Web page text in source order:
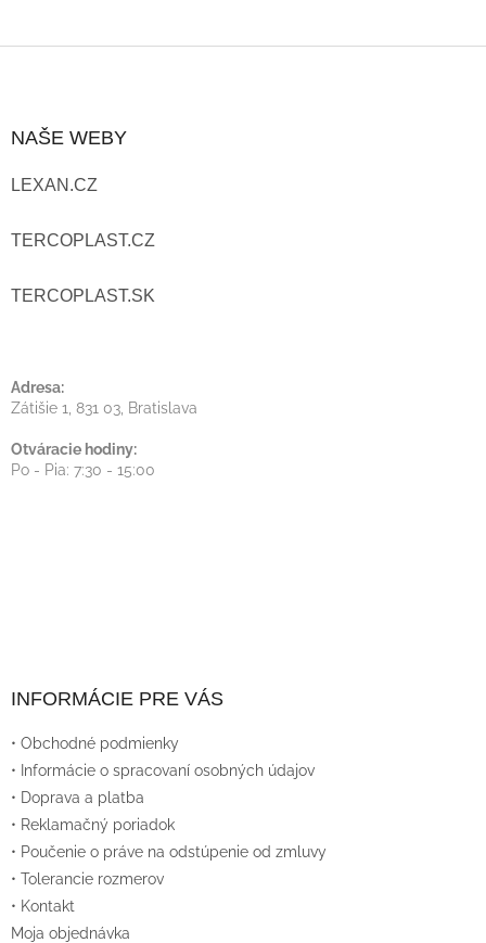
P
Ä
T
NAŠE WEBY
LEXAN.CZ
TERCOPLAST.CZ
TERCOPLAST.SK
Adresa:
Zátišie 1, 831 03, Bratislava
Otváracie hodiny:
Po - Pia: 7:30 - 15:00
INFORMÁCIE PRE VÁS
• Obchodné podmienky
• Informácie o spracovaní osobných údajov
• Doprava a platba
• Reklamačný poriadok
• Poučenie o práve na odstúpenie od zmluvy
• Tolerancie rozmerov
• Kontakt
Moja objednávka